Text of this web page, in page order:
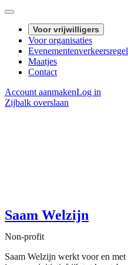
Voor vrijwilligers
Voor organisaties
Maatjes
Contact
Account aanmakenLog in
Zijbalk overslaan
Saam Welzijn
Non-profit
Saam Welzijn werkt voor en